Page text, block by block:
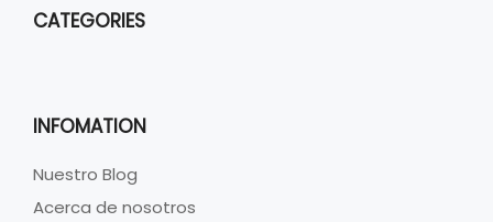
CATEGORIES
INFOMATION
Nuestro Blog
Acerca de nosotros